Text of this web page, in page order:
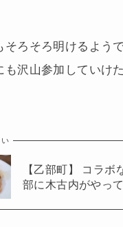
そろそろ明けるよう
も沢山参加していけ
い
【乙部町】 コラボ
部に木古内がやって